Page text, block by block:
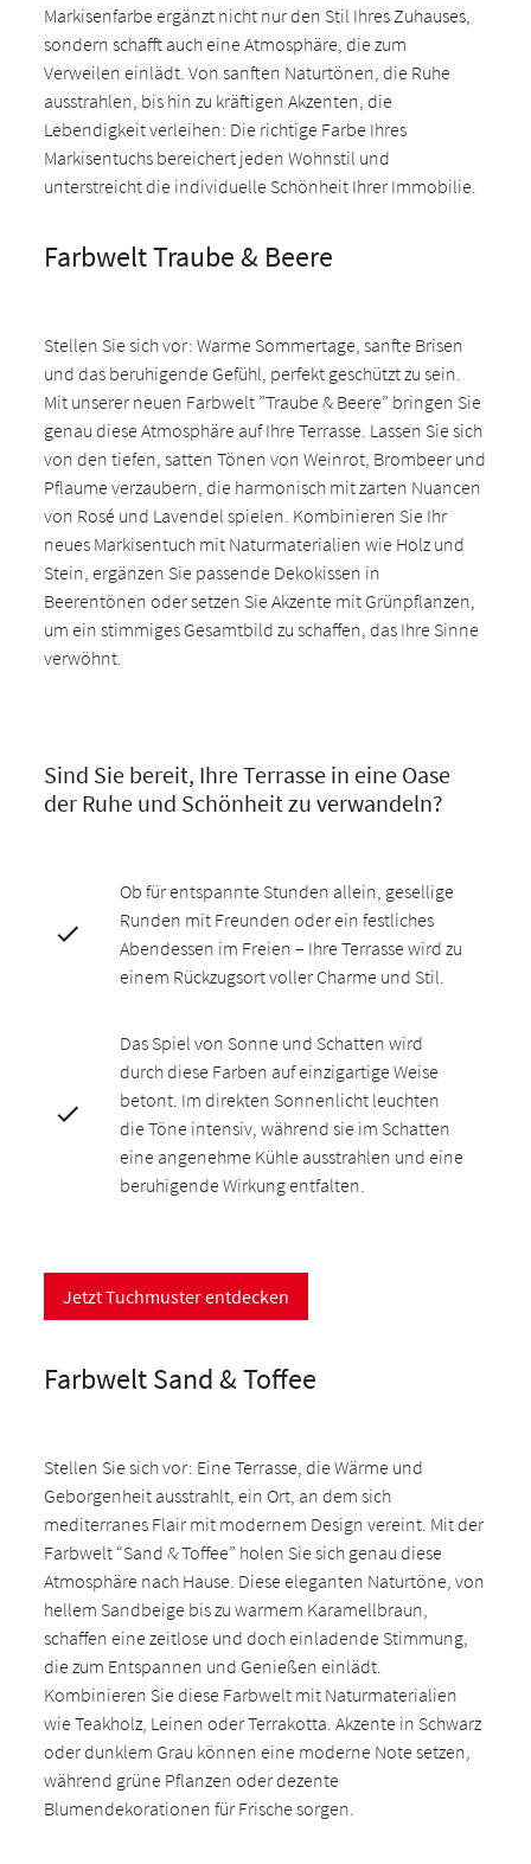
Markisenfarbe ergänzt nicht nur den Stil Ihres Zuhauses,
sondern schafft auch eine Atmosphäre, die zum
Verweilen einlädt. Von sanften Naturtönen, die Ruhe
ausstrahlen, bis hin zu kräftigen Akzenten, die
Lebendigkeit verleihen: Die richtige Farbe Ihres
Markisentuchs bereichert jeden Wohnstil und
unterstreicht die individuelle Schönheit Ihrer Immobilie.
Farbwelt Traube & Beere
Stellen Sie sich vor: Warme Sommertage, sanfte Brisen
und das beruhigende Gefühl, perfekt geschützt zu sein.
Mit unserer neuen Farbwelt ”Traube & Beere” bringen Sie
genau diese Atmosphäre auf Ihre Terrasse. Lassen Sie sich
von den tiefen, satten Tönen von Weinrot, Brombeer und
Pflaume verzaubern, die harmonisch mit zarten Nuancen
von Rosé und Lavendel spielen. Kombinieren Sie Ihr
neues Markisentuch mit Naturmaterialien wie Holz und
Stein, ergänzen Sie passende Dekokissen in
Beerentönen oder setzen Sie Akzente mit Grünpflanzen,
um ein stimmiges Gesamtbild zu schaffen, das Ihre Sinne
verwöhnt.
Sind Sie bereit, Ihre Terrasse in eine Oase
der Ruhe und Schönheit zu verwandeln?
Ob für entspannte Stunden allein, gesellige
Runden mit Freunden oder ein festliches
Abendessen im Freien – Ihre Terrasse wird zu
einem Rückzugsort voller Charme und Stil.
Das Spiel von Sonne und Schatten wird
durch diese Farben auf einzigartige Weise
betont. Im direkten Sonnenlicht leuchten
die Töne intensiv, während sie im Schatten
eine angenehme Kühle ausstrahlen und eine
beruhigende Wirkung entfalten.
Jetzt Tuchmuster entdecken
Farbwelt Sand & Toffee
Stellen Sie sich vor: Eine Terrasse, die Wärme und
Geborgenheit ausstrahlt, ein Ort, an dem sich
mediterranes Flair mit modernem Design vereint. Mit der
Farbwelt “Sand & Toffee” holen Sie sich genau diese
Atmosphäre nach Hause. Diese eleganten Naturtöne, von
hellem Sandbeige bis zu warmem Karamellbraun,
schaffen eine zeitlose und doch einladende Stimmung,
die zum Entspannen und Genießen einlädt.
Kombinieren Sie diese Farbwelt mit Naturmaterialien
wie Teakholz, Leinen oder Terrakotta. Akzente in Schwarz
oder dunklem Grau können eine moderne Note setzen,
während grüne Pflanzen oder dezente
Blumendekorationen für Frische sorgen.